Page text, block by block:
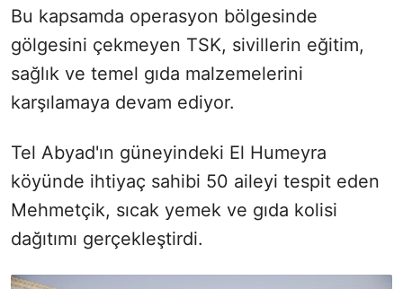
Bu kapsamda operasyon bölgesinde
gölgesini çekmeyen TSK, sivillerin eğitim,
sağlık ve temel gıda malzemelerini
karşılamaya devam ediyor.
Tel Abyad'ın güneyindeki El Humeyra
köyünde ihtiyaç sahibi 50 aileyi tespit eden
Mehmetçik, sıcak yemek ve gıda kolisi
dağıtımı gerçekleştirdi.